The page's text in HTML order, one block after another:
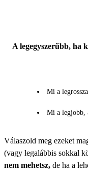
A legegyszerűbb, ha
Mi a
Mi a legjobb,
Válaszold meg ezeket
(vagy legalábbis sokkal
nem mehetsz, de ha a